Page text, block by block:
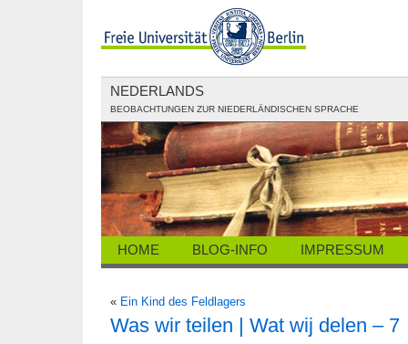
NEDERLANDS
BEOBACHTUNGEN ZUR NIEDERLÄNDISCHEN SPRACHE
HOME BLOG-INFO IMPRESSUM
« Ein Kind des Feldlagers
Was wir teilen | Wat wij delen – 7